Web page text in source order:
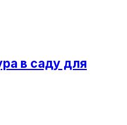
в саду для